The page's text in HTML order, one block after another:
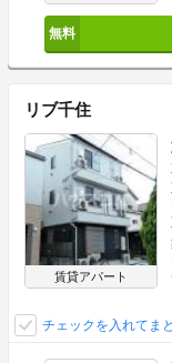
リブ千住
賃貸アパート
チェックを入れてま